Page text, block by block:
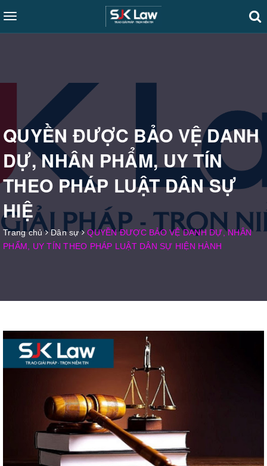
Toggle
navigation
QUYỀN ĐƯỢC BẢO VỆ DANH
DỰ, NHÂN PHẨM, UY TÍN
THEO PHÁP LUẬT DÂN SỰ
HIỆ
Trang chủ Dân sự
QUYỀN ĐƯỢC BẢO VỆ DANH DỰ, NHÂN
PHẨM, UY TÍN THEO PHÁP LUẬT DÂN SỰ HIỆN HÀNH